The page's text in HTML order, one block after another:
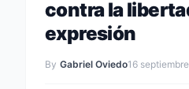
contra la
expresión
By Gabriel Oviedo16